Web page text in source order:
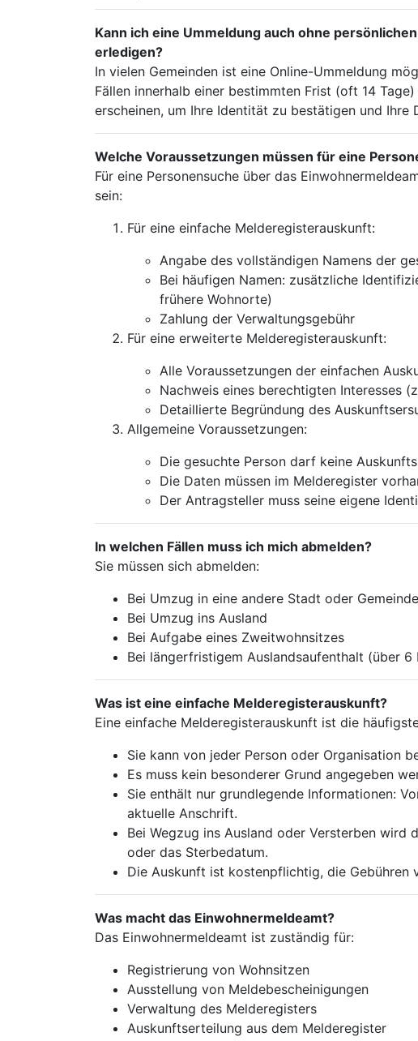
Kann ich eine Ummeldung auch ohne
erledigen?
In vielen Gemeinden ist eine Online-Ummeldung
Fällen innerhalb einer bestimmten Frist (oft 14
erscheinen, um Ihre Identität zu bestätigen und Ihre
Welche Voraussetzungen müssen für eine
Für eine Personensuche über das
sein:
Für eine einfache Melderegisterauskunft:
Angabe des vollständigen Namens der
Bei häufigen Namen: zusätzliche
frühere Wohnorte)
Zahlung der Verwaltungsgebühr
Für eine erweiterte Melderegisterauskunft:
Alle Voraussetzungen der einfachen
Nachweis eines berechtigten Interesses
Detaillierte Begründung des
Allgemeine Voraussetzungen:
Die gesuchte Person darf keine
Die Daten müssen im Melderegister
Der Antragsteller muss seine eigene
In welchen Fällen muss ich mich abmelden?
Sie müssen sich abmelden:
Bei Umzug in eine andere Stadt oder
Bei Umzug ins Ausland
Bei Aufgabe eines Zweitwohnsitzes
Bei längerfristigem Auslandsaufenthalt (über 6
Was ist eine einfache Melderegisterauskunft?
Eine einfache Melderegisterauskunft ist die
Sie kann von jeder Person oder Organisation
Es muss kein besonderer Grund angegeben
Sie enthält nur grundlegende Informationen:
aktuelle Anschrift.
Bei Wegzug ins Ausland oder Versterben wird
oder das Sterbedatum.
Die Auskunft ist kostenpflichtig, die Gebühren
Was macht das Einwohnermeldeamt?
Das Einwohnermeldeamt ist zuständig für:
Registrierung von Wohnsitzen
Ausstellung von Meldebescheinigungen
Verwaltung des Melderegisters
Auskunftserteilung aus dem Melderegister